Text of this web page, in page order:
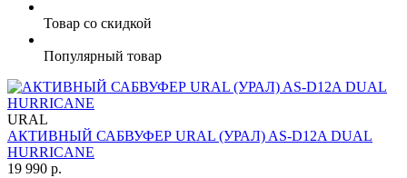
Товар со скидкой
Популярный товар
URAL
АКТИВНЫЙ САБВУФЕР URAL (УРАЛ) AS-D12A DUAL
HURRICANE
19 990 р.